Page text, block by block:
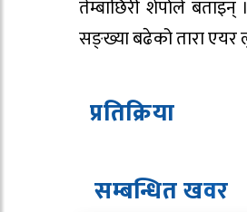
तेम्बाछिरी शेर्पाले
सङ्ख्या बढेको तारा एयर
प्रतिक्रिया
सम्बन्धित खवर